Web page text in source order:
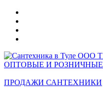
ОПТОВЫЕ И РОЗНИЧНЫЕ
ПРОДАЖИ САНТЕХНИКИ